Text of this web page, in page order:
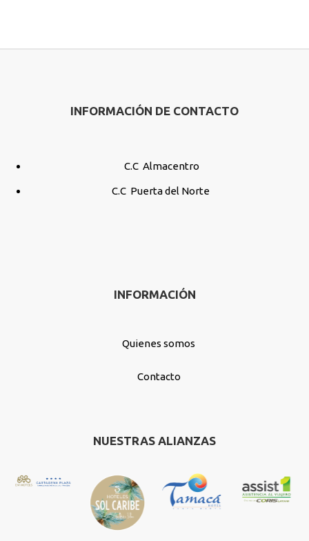
INFORMACIÓN DE CONTACTO
C.C Almacentro
C.C Puerta del Norte
INFORMACIÓN
Quienes somos
Contacto
NUESTRAS ALIANZAS